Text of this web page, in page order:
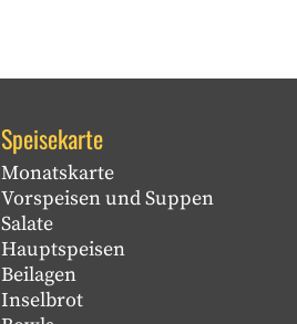
Speisekarte
Monatskarte
Vorspeisen und Suppen
Salate
Hauptspeisen
Beilagen
Inselbrot